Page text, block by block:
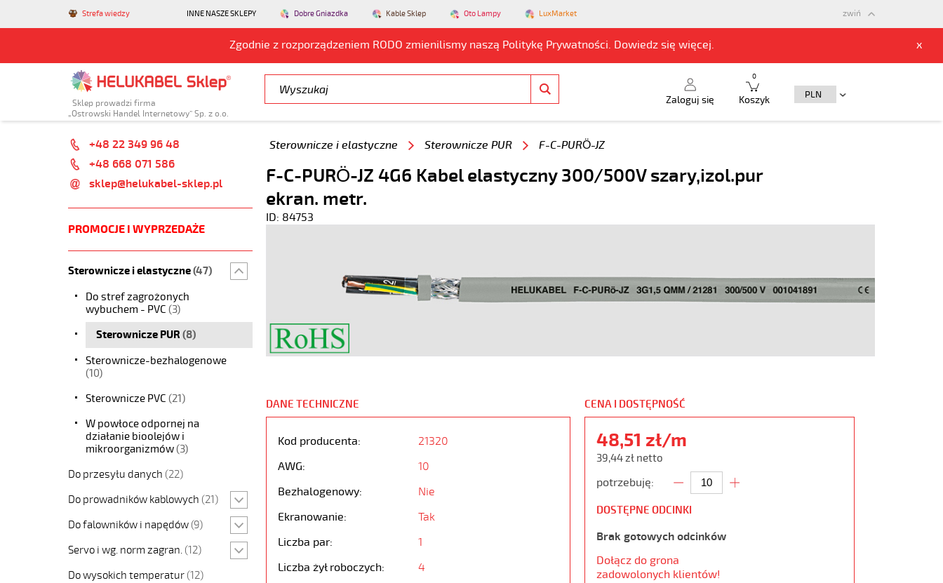
Strefa wiedzy INNE NASZE SKLEPY Dobre Gniazdka Kable Sklep Oto Lampy LuxMarket
Zgodnie z rozporządzeniem RODO zmienilismy naszą Politykę Prywatności. Dowiedz się więcej. x
zwiń
Sklep prowadzi firma
„Ostrowski Handel Internetowy” Sp. z o.o.
Zaloguj się Koszyk
0
+48 22 349 96 48
+48 668 071 586
sklep@helukabel-sklep.pl
PROMOCJE I WYPRZEDAŻE
Sterownicze i elastyczne(47)
Do stref zagrożonych
wybuchem - PVC (3)
Sterownicze PUR (8)
Sterownicze-bezhalogenowe
(10)
Sterownicze PVC (21)
W powłoce odpornej na
działanie bioolejów i
mikroorganizmów(3)
Do przesyłu danych (22)
Do prowadników kablowych (21)
Do falowników i napędów (9)
Servo i wg. norm zagran. (12)
Do wysokich temperatur (12)
Sterownicze i elastyczne Sterownicze PUR F-C-PURÖ-JZ
F-C-PURÖ-JZ 4G6 Kabel elastyczny 300/500V szary,izol.pur
ekran. metr.
ID: 84753
DANE TECHNICZNE
Kod producenta:
21320
AWG:
10
Bezhalogenowy:
Nie
Ekranowanie:
Tak
Liczba par:
1
Liczba żył roboczych:
4
CENA I DOSTĘPNOŚĆ
48,51 zł/m
39,44 zł netto
potrzebuję:
DOSTĘPNE ODCINKI
Brak gotowych odcinków
Dołącz do grona
zadowolonych klientów!